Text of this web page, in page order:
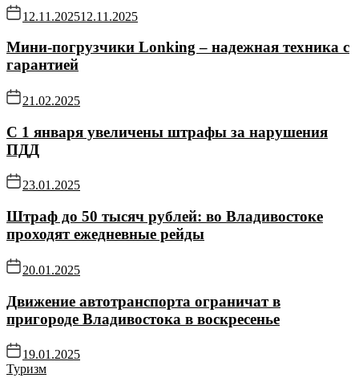
12.11.202512.11.2025
Мини-погрузчики Lonking – надежная техника с
гарантией
21.02.2025
С 1 января увеличены штрафы за нарушения
ПДД
23.01.2025
Штраф до 50 тысяч рублей: во Владивостоке
проходят ежедневные рейды
20.01.2025
Движение автотранспорта ограничат в
пригороде Владивостока в воскресенье
19.01.2025
Туризм